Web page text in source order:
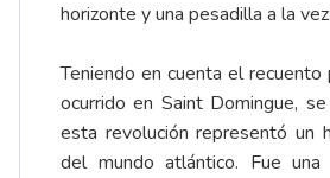
horizonte y una pesadilla a la vez.
Teniendo en cuenta el
ocurrido en Saint Domingue,
esta revolución representó un
del mundo atlántico. Fue